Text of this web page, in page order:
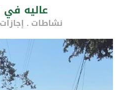
عاليه في
نشاطات .